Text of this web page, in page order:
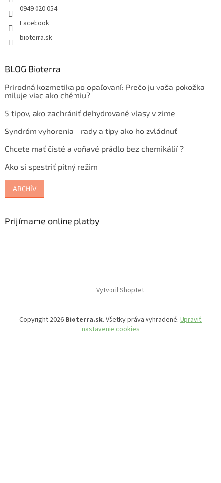
0949 020 054
Facebook
bioterra.sk
BLOG Bioterra
Prírodná kozmetika po opaľovaní: Prečo ju vaša pokožka
miluje viac ako chémiu?
5 tipov, ako zachrániť dehydrované vlasy v zime
Syndróm vyhorenia - rady a tipy ako ho zvládnuť
Chcete mať čisté a voňavé prádlo bez chemikálií ?
Ako si spestriť pitný režim
ARCHÍV
Prijímame online platby
Vytvoril Shoptet
Copyright 2026 Bioterra.sk. Všetky práva vyhradené. Upraviť
nastavenie cookies